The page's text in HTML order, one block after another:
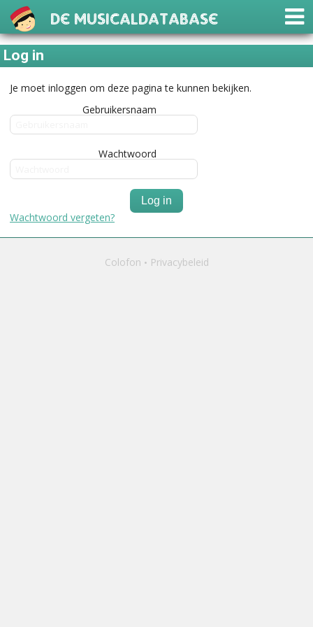
De Musicaldatabase
Log in
Je moet inloggen om deze pagina te kunnen bekijken.
Gebruikersnaam
Wachtwoord
Log in
Wachtwoord vergeten?
Colofon Privacybeleid